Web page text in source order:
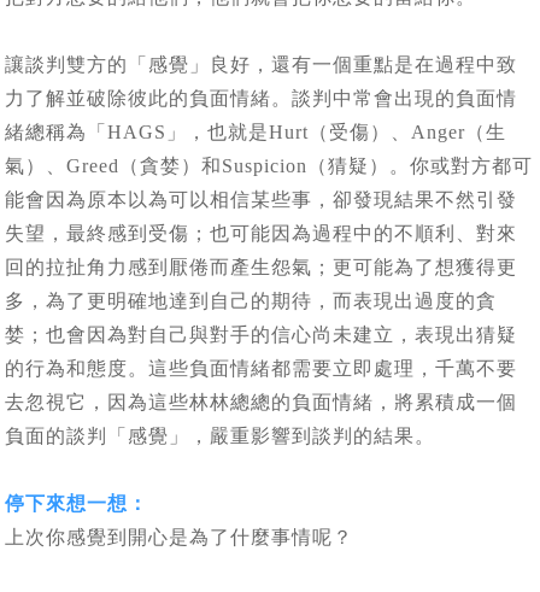
讓談判雙方的「感覺」良好，還有一個重點是在過程中致
力了解並破除彼此的負面情緒。談判中常會出現的負面情
緒總稱為「HAGS」，也就是Hurt（受傷）、Anger（生
氣）、Greed（貪婪）和Suspicion（猜疑）。你或對方都可
能會因為原本以為可以相信某些事，卻發現結果不然引發
失望，最終感到受傷；也可能因為過程中的不順利、對來
回的拉扯角力感到厭倦而產生怨氣；更可能為了想獲得更
多，為了更明確地達到自己的期待，而表現出過度的貪
婪；也會因為對自己與對手的信心尚未建立，表現出猜疑
的行為和態度。這些負面情緒都需要立即處理，千萬不要
去忽視它，因為這些林林總總的負面情緒，將累積成一個
負面的談判「感覺」，嚴重影響到談判的結果。
停下來想一想：
上次你感覺到開心是為了什麼事情呢？